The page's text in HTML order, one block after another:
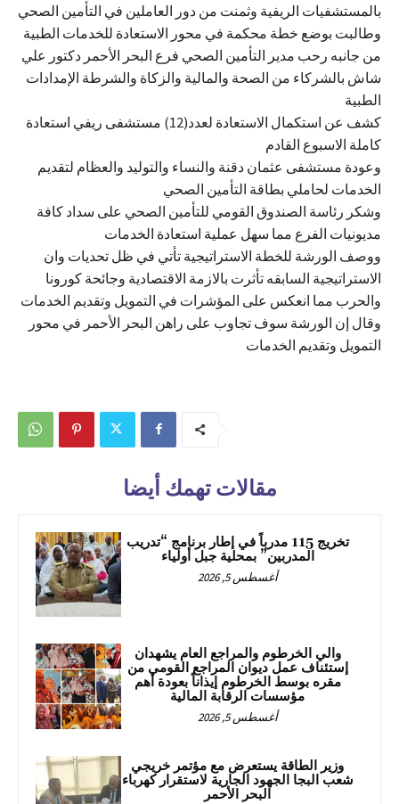
بالمستشفيات الريفية وثمنت من دور العاملين في التأمين الصحي
وطالبت بوضع خطة محكمة في محور الاستعادة للخدمات الطبية
من جانبه رحب مدير التأمين الصحي فرع البحر الأحمر دكتور علي
شاش بالشركاء من الصحة والمالية والزكاة والشرطة الإمدادات
الطبية
كشف عن استكمال الاستعادة لعدد(12) مستشفى ريفي استعادة
كاملة الاسبوع القادم
وعودة مستشفى عثمان دقنة والنساء والتوليد والعظام لتقديم
الخدمات لحاملي بطاقة التأمين الصحي
وشكر رئاسة الصندوق القومي للتأمين الصحي على سداد كافة
مديونيات الفرع مما سهل عملية استعادة الخدمات
ووصف الورشة للخطة الاستراتيجية تأتي في ظل تحديات وان
الاستراتيجية السابقه تأثرت بالازمة الاقتصادية وجائحة كورونا
والحرب مما انعكس على المؤشرات في التمويل وتقديم الخدمات
وقال إن الورشة سوف تجاوب على راهن البحر الأحمر في محور
التمويل وتقديم الخدمات
مقالات تهمك أيضا
تخريج 115 مدرباً في إطار برنامج “تدريب
المدربين” بمحلية جبل أولياء
أغسطس 5, 2026
والي الخرطوم والمراجع العام يشهدان
إستئناف عمل ديوان المراجع القومي من
مقره بوسط الخرطوم إيذاناً بعودة أهم
مؤسسات الرقابة المالية
أغسطس 5, 2026
وزير الطاقة يستعرض مع مؤتمر خريجي
شعب البجا الجهود الجارية لاستقرار كهرباء
البحر الأحمر